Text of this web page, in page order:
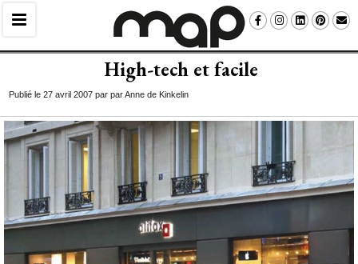
High-tech et facile
Publié le 27 avril 2007 par par Anne de Kinkelin